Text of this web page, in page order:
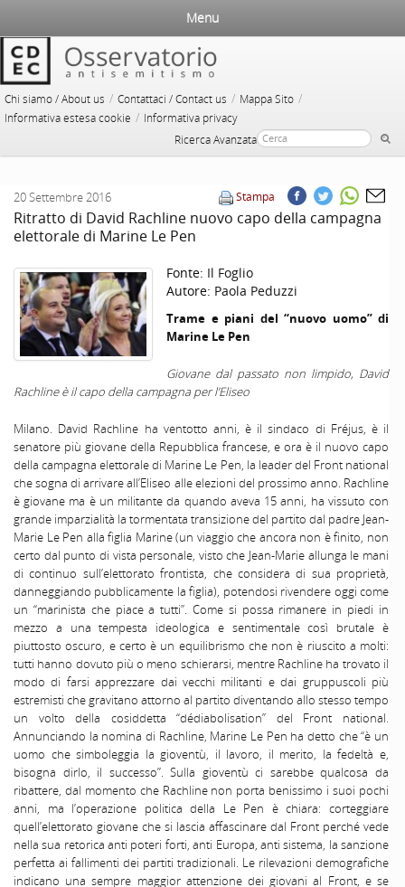
Chi siamo / About us / Contattaci / Contact us / Mappa Sito /
Informativa estesa cookie / Informativa privacy
Ricerca Avanzata
Menu
Stampa
20 Settembre 2016
Ritratto di David Rachline nuovo capo della campagna
elettorale di Marine Le Pen
Fonte: Il Foglio
Autore: Paola Peduzzi
Trame e piani del “nuovo uomo” di
Marine Le Pen
Giovane dal passato non limpido, David
Rachline è il capo della campagna per l’Eliseo
Milano. David Rachline ha ventotto anni, è il sindaco di Fréjus, è il
senatore più giovane della Repubblica francese, e ora è il nuovo capo
della campagna elettorale di Marine Le Pen, la leader del Front national
che sogna di arrivare all’Eliseo alle elezioni del prossimo anno. Rachline
è giovane ma è un militante da quando aveva 15 anni, ha vissuto con
grande imparzialità la tormentata transizione del partito dal padre Jean-
Marie Le Pen alla figlia Marine (un viaggio che ancora non è finito, non
certo dal punto di vista personale, visto che Jean-Marie allunga le mani
di continuo sull’elettorato frontista, che considera di sua proprietà,
danneggiando pubblicamente la figlia), potendosi rivendere oggi come
un “marinista che piace a tutti”. Come si possa rimanere in piedi in
mezzo a una tempesta ideologica e sentimentale così brutale è
piuttosto oscuro, e certo è un equilibrismo che non è riuscito a molti:
tutti hanno dovuto più o meno schierarsi, mentre Rachline ha trovato il
modo di farsi apprezzare dai vecchi militanti e dai gruppuscoli più
estremisti che gravitano attorno al partito diventando allo stesso tempo
un volto della cosiddetta “dédiabolisation” del Front national.
Annunciando la nomina di Rachline, Marine Le Pen ha detto che “è un
uomo che simboleggia la gioventù, il lavoro, il merito, la fedeltà e,
bisogna dirlo, il successo”. Sulla gioventù ci sarebbe qualcosa da
ribattere, dal momento che Rachline non porta benissimo i suoi pochi
anni, ma l’operazione politica della Le Pen è chiara: corteggiare
quell’elettorato giovane che si lascia affascinare dal Front perché vede
nella sua retorica anti poteri forti, anti Europa, anti sistema, la sanzione
perfetta ai fallimenti dei partiti tradizionali. Le rilevazioni demografiche
indicano una sempre maggior attenzione dei giovani al Front, e se